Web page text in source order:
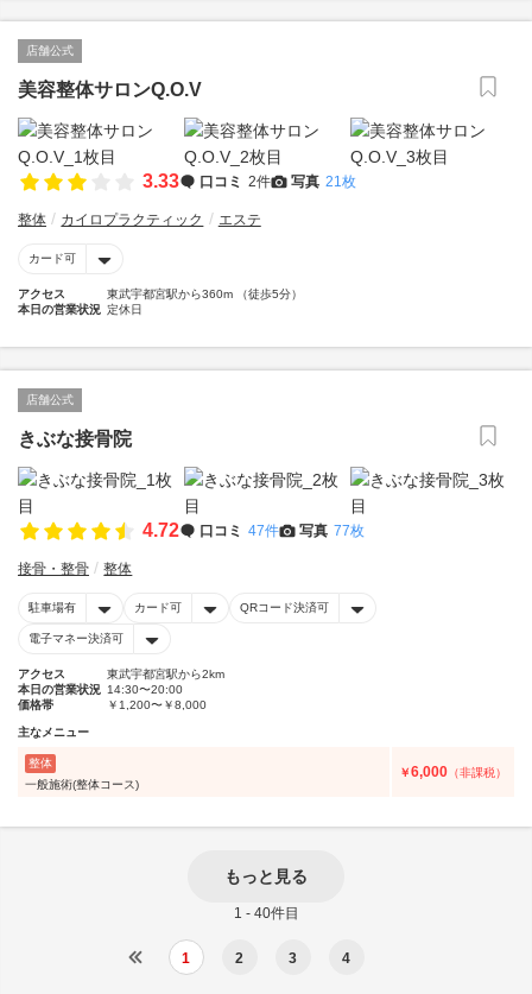
店舗公式
美容整体サロンQ.O.V
3.33 口コミ 2件 写真 21枚
整体 カイロプラクティック エステ
カード可
アクセス
東武宇都宮駅から360m （徒歩5分）
本日の営業状況 定休日
店舗公式
きぶな接骨院
4.72 口コミ 47件 写真 77枚
接骨・整骨 整体
駐車場有 カード可 QRコード決済可
電子マネー決済可
アクセス
東武宇都宮駅から2km
本日の営業状況 14:30〜20:00
価格帯
￥1,200〜￥8,000
主なメニュー
整体
一般施術(整体コース)
￥6,000 （非課税）
もっと見る
1 - 40件目
1 2 3 4